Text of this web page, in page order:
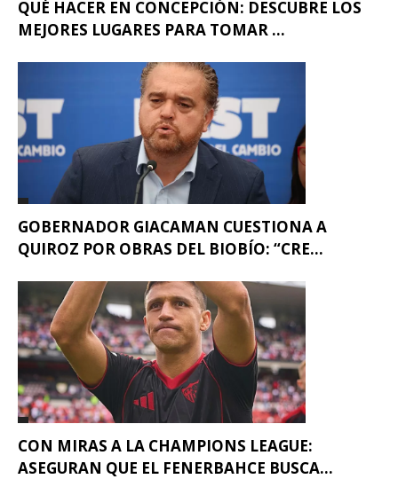
QUÉ HACER EN CONCEPCIÓN: DESCUBRE LOS
MEJORES LUGARES PARA TOMAR ...
GOBERNADOR GIACAMAN CUESTIONA A
QUIROZ POR OBRAS DEL BIOBÍO: “CRE...
CON MIRAS A LA CHAMPIONS LEAGUE:
ASEGURAN QUE EL FENERBAHCE BUSCA...